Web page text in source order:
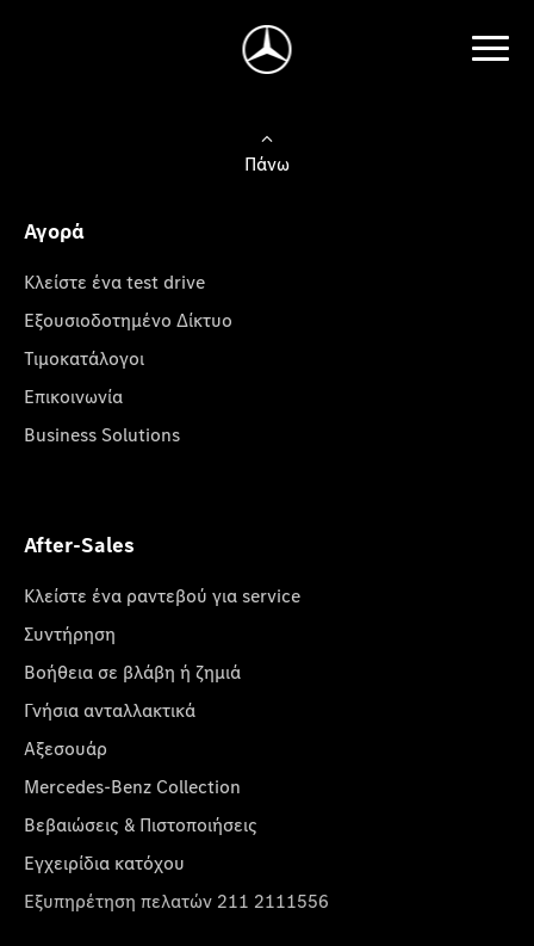
Πάνω
Αγορά
Κλείστε ένα test drive
Εξουσιοδοτημένο Δίκτυο
Τιμοκατάλογοι
Επικοινωνία
Business Solutions
After-Sales
Κλείστε ένα ραντεβού για service
Συντήρηση
Βοήθεια σε βλάβη ή ζημιά
Γνήσια ανταλλακτικά
Αξεσουάρ
Mercedes-Benz Collection
Βεβαιώσεις & Πιστοποιήσεις
Εγχειρίδια κατόχου
Εξυπηρέτηση πελατών 211 2111556